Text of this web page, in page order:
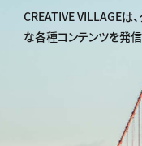
CREATIVE VILLAGEは、
な各種コンテンツを発信